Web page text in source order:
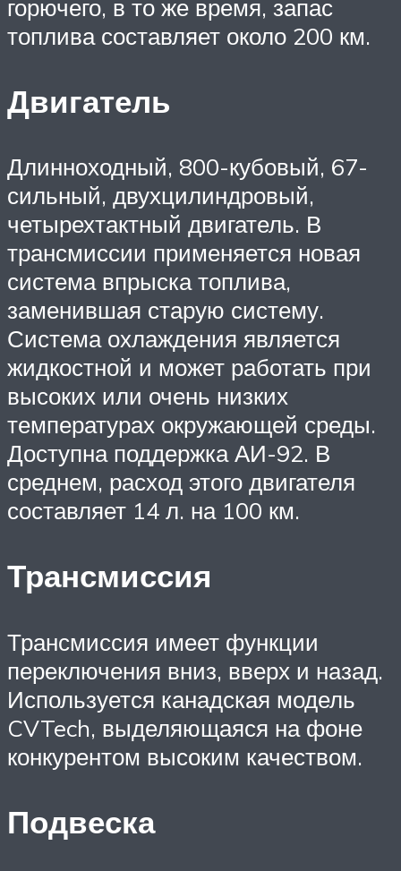
горючего, в то же время, запас
топлива составляет около 200 км.
Двигатель
Длинноходный, 800-кубовый, 67-
сильный, двухцилиндровый,
четырехтактный двигатель. В
трансмиссии применяется новая
система впрыска топлива,
заменившая старую систему.
Система охлаждения является
жидкостной и может работать при
высоких или очень низких
температурах окружающей среды.
Доступна поддержка АИ-92. В
среднем, расход этого двигателя
составляет 14 л. на 100 км.
Трансмиссия
Трансмиссия имеет функции
переключения вниз, вверх и назад.
Используется канадская модель
CVTech, выделяющаяся на фоне
конкурентом высоким качеством.
Подвеска